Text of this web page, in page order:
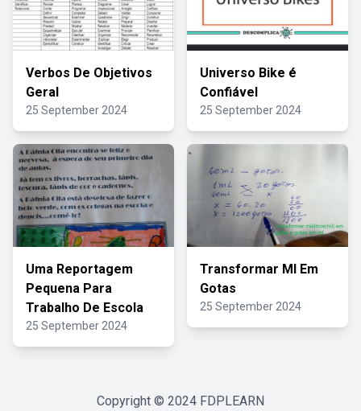
Verbos De Objetivos
Geral
25 September 2024
Universo Bike é
Confiável
25 September 2024
Uma Reportagem
Pequena Para
Trabalho De Escola
25 September 2024
Transformar Ml Em
Gotas
25 September 2024
Copyright © 2024 FDPLEARN